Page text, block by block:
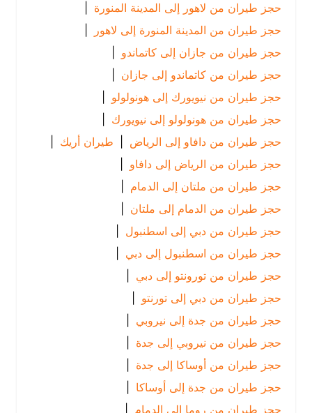
حجز طيران من لاهور إلى المدينة المنورة |
حجز طيران من المدينة المنورة إلى لاهور |
حجز طيران من جازان إلى كاتماندو |
حجز طيران من كاتماندو إلى جازان
|
حجز طيران من نيويورك إلى هونولولو |
حجز طيران من هونولولو إلى نيويورك |
حجز طيران من دافاو إلى الرياض
| طيران أريك
|
حجز طيران من الرياض إلى دافاو
|
حجز طيران من ملتان إلى الدمام
|
حجز طيران من الدمام إلى ملتان |
حجز طيران من دبي إلى اسطنبول |
حجز طيران من اسطنبول إلى دبي |
حجز طيران من تورونتو إلى دبي |
حجز طيران من دبي إلى تورنتو |
حجز طيران من جدة إلى نيروبي |
حجز طيران من نيروبي إلى جدة
حجز طيران من أوساكا إلى جدة
حجز طيران من جدة إلى أوساكا |
حجز طيران من روما إلى الدمام
|